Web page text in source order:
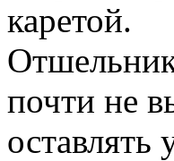
каретой.
почти не